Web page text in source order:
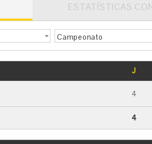
ESTATÍSTICAS
Campeonato
J
4
4